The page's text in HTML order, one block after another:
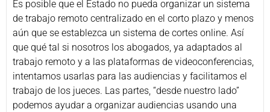
Es posible que el Estado no pueda organizar un sistema
de trabajo remoto centralizado en el corto plazo y menos
aún que se establezca un sistema de cortes online. Así
que qué tal si nosotros los abogados, ya adaptados al
trabajo remoto y a las plataformas de videoconferencias,
intentamos usarlas para las audiencias y facilitamos el
trabajo de los jueces. Las partes, “desde nuestro lado”
podemos ayudar a organizar audiencias usando una